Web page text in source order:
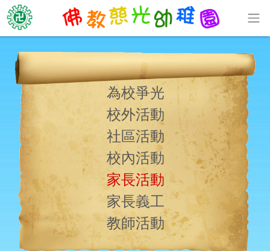
為校爭光
校外活動
社區活動
校內活動
家長活動
家長義工
教師活動